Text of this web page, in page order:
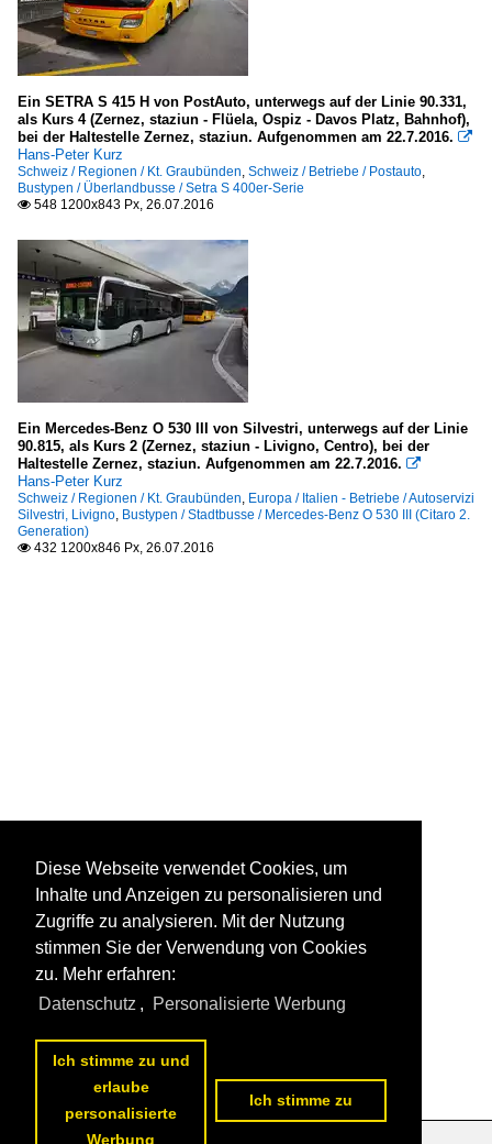
Ein SETRA S 415 H von PostAuto, unterwegs auf der Linie 90.331,
als Kurs 4 (Zernez, staziun - Flüela, Ospiz - Davos Platz, Bahnhof),
bei der Haltestelle Zernez, staziun. Aufgenommen am 22.7.2016. 
Hans-Peter Kurz
Schweiz / Regionen / Kt. Graubünden, Schweiz / Betriebe / Postauto,
Bustypen / Überlandbusse / Setra S 400er-Serie
 548 1200x843 Px, 26.07.2016
Ein Mercedes-Benz O 530 III von Silvestri, unterwegs auf der Linie
90.815, als Kurs 2 (Zernez, staziun - Livigno, Centro), bei der
Haltestelle Zernez, staziun. Aufgenommen am 22.7.2016. 
Hans-Peter Kurz
Schweiz / Regionen / Kt. Graubünden, Europa / Italien - Betriebe / Autoservizi
Silvestri, Livigno, Bustypen / Stadtbusse / Mercedes-Benz O 530 III (Citaro 2.
Generation)
 432 1200x846 Px, 26.07.2016
Diese Webseite verwendet Cookies, um
Inhalte und Anzeigen zu personalisieren und
Zugriffe zu analysieren. Mit der Nutzung
stimmen Sie der Verwendung von Cookies
zu. Mehr erfahren:
Datenschutz , Personalisierte Werbung
Ich stimme zu und
erlaube
personalisierte
Werbung
Ich stimme zu